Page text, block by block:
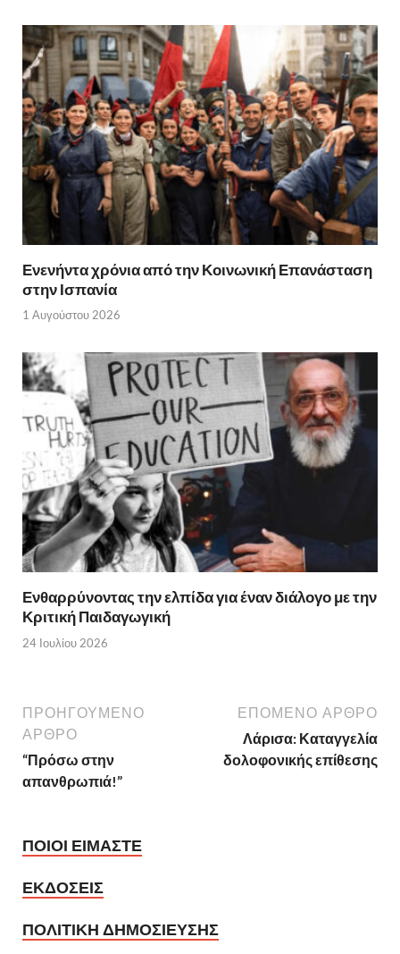
Ενενήντα χρόνια από την Κοινωνική Επανάσταση
στην Ισπανία
1 Αυγούστου 2026
Ενθαρρύνοντας την ελπίδα για έναν διάλογο με την
Κριτική Παιδαγωγική
24 Ιουλίου 2026
ΠΡΟΗΓΟΥΜΕΝΟ
ΑΡΘΡΟ
“Πρόσω στην
απανθρωπιά!”
ΕΠΟΜΕΝΟ ΑΡΘΡΟ
Λάρισα: Καταγγελία
δολοφονικής επίθεσης
ΠΟΙΟΙ ΕΙΜΑΣΤΕ
ΕΚΔΟΣΕΙΣ
ΠΟΛΙΤΙΚΗ ΔΗΜΟΣΙΕΥΣΗΣ